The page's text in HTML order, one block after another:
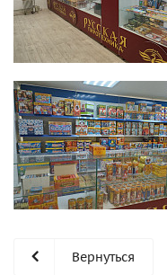
Вернуться